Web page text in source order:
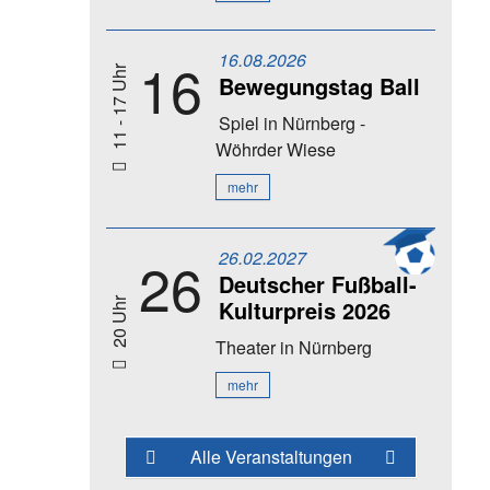
11 - 17 Uhr 16 16.08.2026
Bewegungstag Ball
Spiel in Nürnberg -
Wöhrder Wiese
mehr
20 Uhr 26 26.02.2027
Deutscher Fußball-
Kulturpreis 2026
Theaterin Nürnberg
mehr
Alle Veranstaltungen